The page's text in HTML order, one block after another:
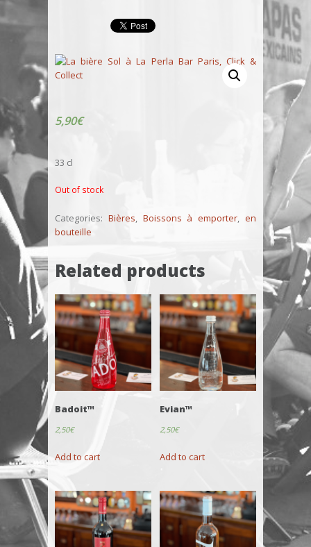
5,90€
33 cl
Out of stock
Categories: Bières, Boissons à emporter,en
bouteille
Related products
Badoit™
2,50€
Add to cart
Evian™
2,50€
Add to cart